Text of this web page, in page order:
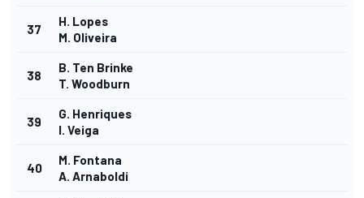
37
H. Lopes
M. Oliveira
38
B. Ten Brinke
T. Woodburn
39
G. Henriques
I. Veiga
40
M. Fontana
A. Arnaboldi